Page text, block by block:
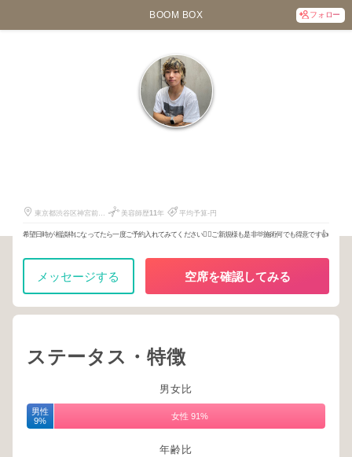
BOOM BOX フォロー
東京都渋谷区神宮前4-
美容師歴11年 平均予算-円
希望日時が相談枠になってたら一度ご予約入れてみてください🙇‍♂️ご新規様も是非🫶施術何でも得意です👍
メッセージする 空席を確認してみる
ステータス・特徴
男女比
男性
9%
女性 91%
年齢比